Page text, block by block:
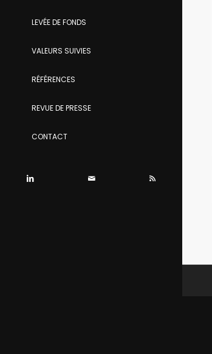
LEVÉE DE FONDS
VALEURS SUIVIES
RÉFÉRENCES
REVUE DE PRESSE
CONTACT